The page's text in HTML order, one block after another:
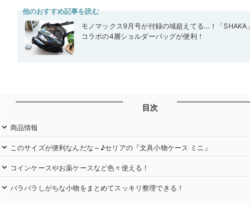
他のおすすめ記事を読む
モノマックス9月号が付録の域超えてる…！「SHAKA」
コラボの4層ショルダーバッグが便利！
目次
商品情報
このサイズが便利なんだな～♪セリアの『文具小物ケース ミニ』
コインケースやお薬ケースなど色々使える！
バラバラしがちな小物をまとめてスッキリ整理できる！